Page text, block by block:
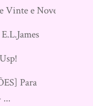
Vinte e Nove
Para
...